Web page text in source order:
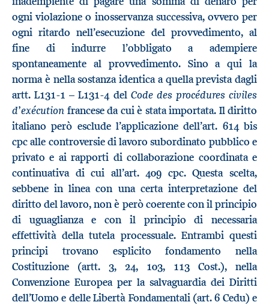
ogni violazione o inosservanza successiva, ovvero per
ogni ritardo nell’esecuzione del provvedimento, al
fine di indurre l’obbligato a adempiere
spontaneamente al provvedimento. Sino a qui la
norma è nella sostanza identica a quella prevista dagli
artt. L131-1 – L131-4 del Code des procédures civiles
d’exécution francese da cui è stata importata. Il diritto
italiano però esclude l’applicazione dell’art. 614 bis
cpc alle controversie di lavoro subordinato pubblico e
privato e ai rapporti di collaborazione coordinata e
continuativa di cui all’art. 409 cpc. Questa scelta,
sebbene in linea con una certa interpretazione del
diritto del lavoro, non è però coerente con il principio
di uguaglianza e con il principio di necessaria
effettività della tutela processuale. Entrambi questi
principi trovano esplicito fondamento nella
Costituzione (artt. 3, 24, 103, 113 Cost.), nella
Convenzione Europea per la salvaguardia dei Diritti
dell’Uomo e delle Libertà Fondamentali (art. 6 Cedu) e